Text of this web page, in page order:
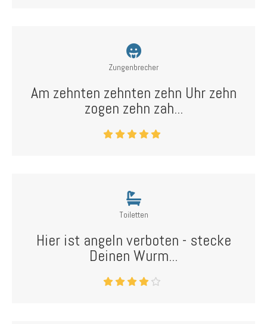
Zungenbrecher
Am zehnten zehnten zehn Uhr zehn
zogen zehn zah...
Toiletten
Hier ist angeln verboten - stecke
Deinen Wurm...